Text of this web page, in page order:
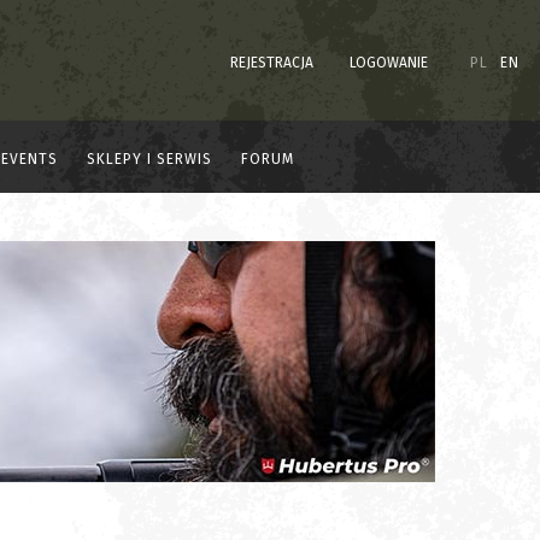
REJESTRACJA LOGOWANIE PL EN
EVENTS SKLEPY I SERWIS FORUM